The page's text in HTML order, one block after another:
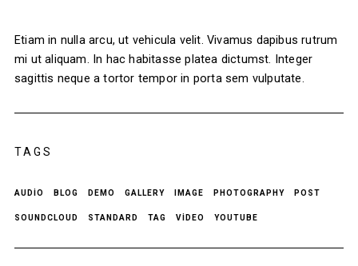
Etiam in nulla arcu, ut vehicula velit. Vivamus dapibus rutrum
mi ut aliquam. In hac habitasse platea dictumst. Integer
sagittis neque a tortor tempor in porta sem vulputate.
TAGS
AUDIO BLOG DEMO GALLERY IMAGE PHOTOGRAPHY POST
SOUNDCLOUD STANDARD TAG VIDEO YOUTUBE